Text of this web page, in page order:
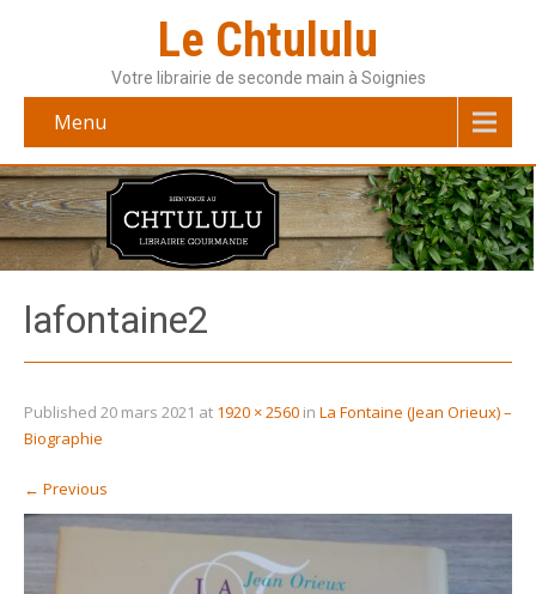
Le Chtululu
Votre librairie de seconde main à Soignies
Menu
lafontaine2
Published 20 mars 2021 at 1920 × 2560 in La Fontaine (Jean Orieux) –
Biographie
← Previous